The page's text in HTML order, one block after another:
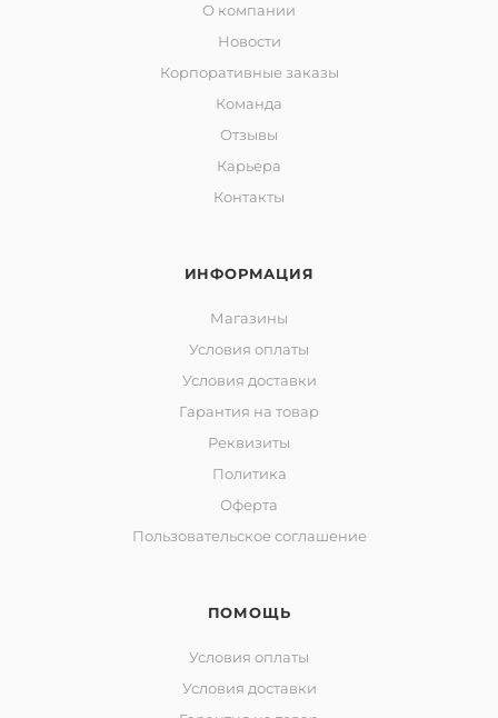
О компании
Новости
Корпоративные заказы
Команда
Отзывы
Карьера
Контакты
ИНФОРМАЦИЯ
Магазины
Условия оплаты
Условия доставки
Гарантия на товар
Реквизиты
Политика
Оферта
Пользовательское соглашение
ПОМОЩЬ
Условия оплаты
Условия доставки